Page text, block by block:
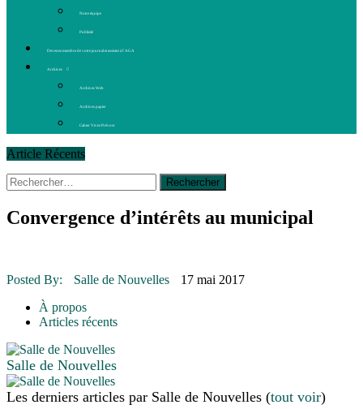
Notre équipe
Publicité
Devenez membre de votre journal et assistez à l’AGA
Archives
Archives Web
Archives papier
Cahier Vivez Prévost
Article Récents
14 octobre 2015
La course de boîtes à savon du club
Le rendez-vous des bolides
30 juin 2015 | Fantaisie et créativité en mode jeunesse
16 juillet 2026 | ENVIRONNEMENT
16 juillet 2026
Rechercher :
Convergence d’intérêts au municipal
Posted By: Salle de Nouvelles
17 mai 2017
À propos
Articles récents
Salle de Nouvelles
Les derniers articles par Salle de Nouvelles (tout voir)